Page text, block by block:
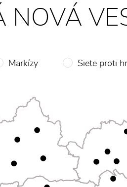
NOVÁ
Markízy Siete proti